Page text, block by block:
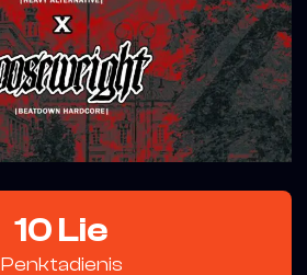
10 Lie
Penktadienis